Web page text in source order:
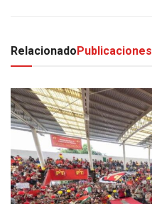
Relacionado Publicaciones